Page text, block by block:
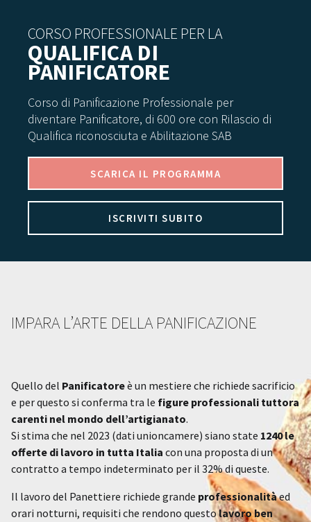
CORSO PROFESSIONALE PER LA
QUALIFICA DI
PANIFICATORE
Corso di Panificazione Professionale per
diventare Panificatore, di 600 ore con Rilascio di
Qualifica riconosciuta e Abilitazione SAB
SCARICA IL PROGRAMMA
ISCRIVITI SUBITO
IMPARA L’ARTE DELLA PANIFICAZIONE
Quello del Panificatoreè un mestiere che richiede sacrificio
e per questo si conferma tra le figure professionali tuttora
carenti nel mondo dell’artigianato.
Si stima che nel 2023 (dati unioncamere) siano state 1240 le
offerte di lavoro in tutta Italia con una proposta di un
contratto a tempo indeterminato per il 32% di queste.
Il lavoro del Panettiere richiede grande professionalitàed
orari notturni, requisiti che rendono questolavoro ben